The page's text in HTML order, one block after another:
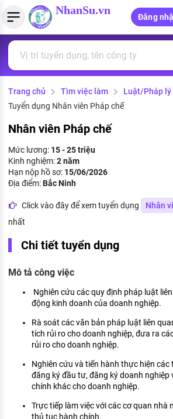
NhanSu.vn
Đăng
Tìm việc làm
Việc làm ngành luật
Việc làm tốt nhất
CÔNG TY
Danh sách nhà tuyển dụng
Quản lý CV
Tải CV lên
MẪU CV THEO STYLE
Mẫu CV đơn giản
Mẫu CV hiện đại
Tính lương Gross - Net
Tính thuế thu nhập cá nhân
PHÁP LUẬT VIỆT NAM
Văn bản pháp luật
Chính sách mới
PHÁP LUẬT LAO ĐỘNG
Lao động và tiền lương
Bảo hiểm và phúc lợi
Thuế thu nhập
Chính sách lao động
KHÁM PHÁ NGHỀ NGHIỆP
Tử vi nghề nghiệp
Kỹ năng nghề nghiệp
HƯỚNG NGHIỆP VIỆC LÀM
Xu hướng việc làm
XÂY DỰNG VÀ PHÁT TRIỂN ĐỘI NGŨ
NHÂN SỰ
Trang chủ Tìm việc làm Luật/Pháp lý
Tuyển dụng Nhân viên Pháp chế
Nhân viên Pháp chế
Mức lương: 15 - 25 triệu
Kinh nghiệm:2 năm
Hạn nộp hồ sơ: 15/06/2026
Địa điểm:Bắc Ninh
Click vào đây để xem tuyển dụng Nhân
nhất
Chi tiết tuyển dụng
Mô tả công việc
Nghiên cứu các quy định pháp luật
động kinh doanh của doanh nghiệp.
Rà soát các văn bản pháp luật liên
tích rủi ro cho doanh nghiệp, đưa ra
rủi ro cho doanh nghiệp.
Nghiên cứu và tiến hành thực hiện các
đăng ký đầu tư, đăng ký doanh nghiệp
chính khác cho doanh nghiệp.
Trực tiếp làm việc với các cơ quan nhà
thủ tục hành chính.